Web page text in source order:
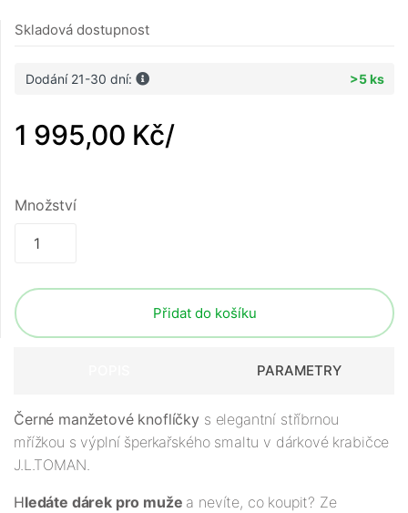
Skladová dostupnost
Dodání 21-30 dní: >5 ks
1 995,00 Kč/
Množství
Přidat do košíku
PARAMETRY
Černé manžetové knoflíčky s elegantní stříbrnou
mřížkou s výplní šperkařského smaltu v dárkové krabičce
J.L.TOMAN.
Hledáte dárek pro muže a nevíte, co koupit? Ze